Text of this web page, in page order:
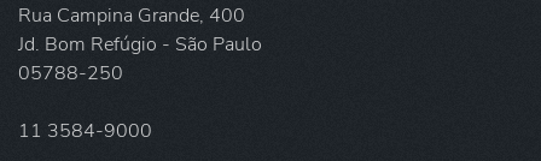
Rua Campina Grande, 400
Jd. Bom Refúgio - São Paulo
05788-250
11 3584-9000